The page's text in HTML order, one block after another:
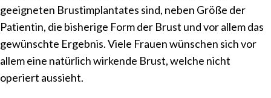
geeigneten Brustimplantates sind, neben Größe der
Patientin, die bisherige Form der Brust und vor allem das
gewünschte Ergebnis. Viele Frauen wünschen sich vor
allem eine natürlich wirkende Brust, welche nicht
operiert aussieht.